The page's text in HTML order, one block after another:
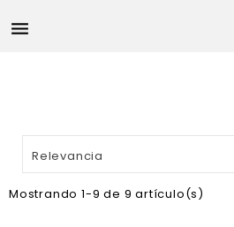

Relevancia
Mostrando 1-9 de 9 artículo(s)